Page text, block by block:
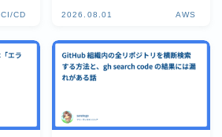
CI/CD 2026.08.01 AWS